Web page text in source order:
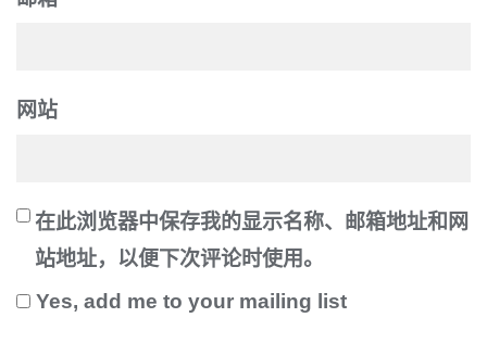
网站
在此浏览器中保存我的显示名称、邮箱地址和网
站地址，以便下次评论时使用。
Yes, add me to your mailing list